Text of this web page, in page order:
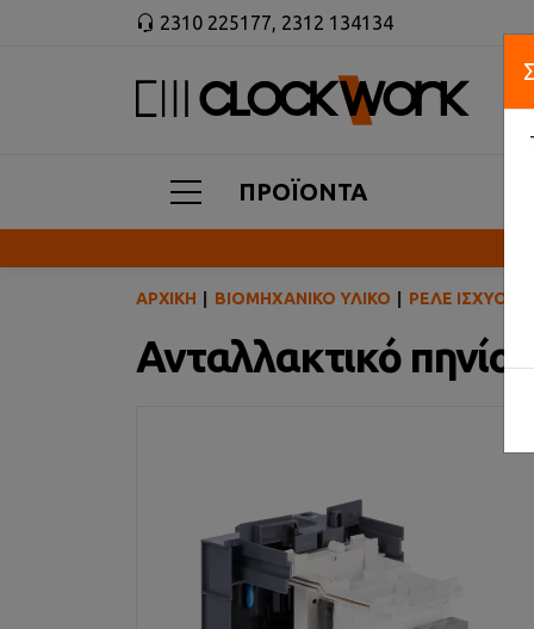
2310 225177, 2312 134134
ΠΡΟΪΟΝΤΑ
ΑΡΧΙΚΉ ΒΙΟΜΗΧΑΝΙΚΌ ΥΛΙΚΌ ΡΕΛΈ ΙΣΧΎΟΣ
Ανταλλακτικό πηνίο